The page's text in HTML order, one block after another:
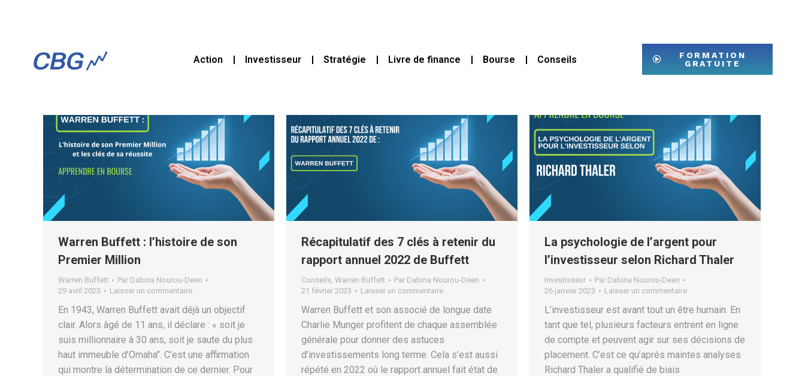
Action Investisseur Stratégie Livre de finance Bourse Conseils
FORMATION
GRATUITE
Warren Buffett : l’histoire de son
Premier Million
Warren Buffett Par Dabina Nourou-Deen
29 avril 2023
Laisser un commentaire
En 1943, Warren Buffett avait déjà un objectif
clair. Alors âgé de 11 ans, il déclare : « soit je
suis millionnaire à 30 ans, soit je saute du plus
haut immeuble d’Omaha’’. C’est une affirmation
qui montre la détermination de ce dernier. Pour
Récapitulatif des 7 clés à retenir du
rapport annuel 2022 de Buffett
Conseils Warren Buffett Par Dabina Nourou-Deen
21 février 2023
Laisser un commentaire
Warren Buffett et son associé de longue date
Charlie Munger profitent de chaque assemblée
générale pour donner des astuces
d’investissements long terme. Cela s’est aussi
répété en 2022 où le rapport annuel fait état de
La psychologie de l’argent pour
l’investisseur selon Richard Thaler
Investisseur Par Dabina Nourou-Deen
26 janvier 2023
Laisser un commentaire
L’investisseur est avant tout un être humain. En
tant que tel, plusieurs facteurs entrent en ligne
de compte et peuvent agir sur ses décisions de
placement. C’est ce qu’après maintes analyses
Richard Thaler a qualifié de biais